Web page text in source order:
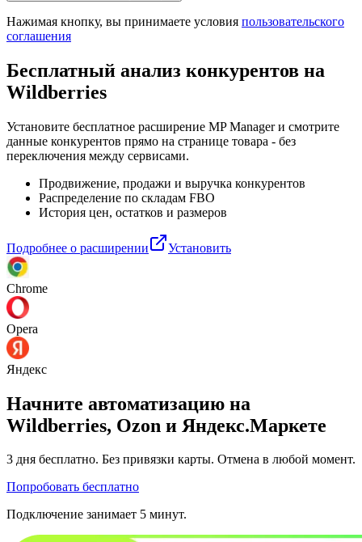
Нажимая кнопку, вы принимаете условия пользовательского
соглашения
Бесплатный анализ конкурентов на
Wildberries
Установите бесплатное расширение MP Manager и смотрите
данные конкурентов прямо на странице товара - без
переключения между сервисами.
Продвижение, продажи и выручка конкурентов
Распределение по складам FBO
История цен, остатков и размеров
Подробнее о расширении Установить
Chrome
Opera
Яндекс
Начните автоматизацию на
Wildberries, Ozon и Яндекс.Маркете
3 дня бесплатно. Без привязки карты. Отмена в любой момент.
Попробовать бесплатно
Подключение занимает 5 минут.